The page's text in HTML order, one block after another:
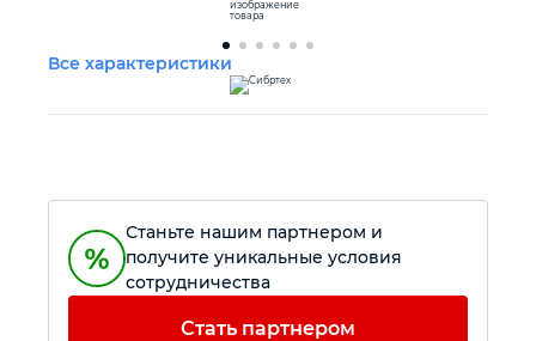
Столярный инструмент
Садовый инвентарь
Автомобильный инструмент
Все характеристики
Станьте нашим партнером и
получите уникальные условия
сотрудничества
Стать партнером